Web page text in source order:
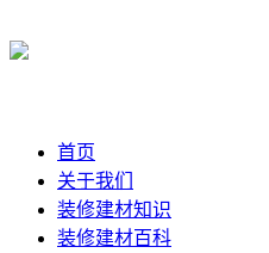
首页
关于我们
装修建材知识
装修建材百科